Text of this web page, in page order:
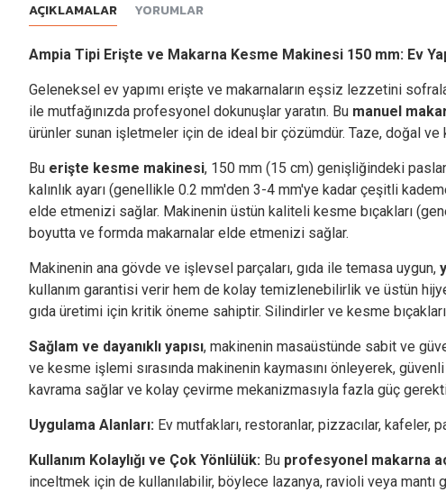
AÇIKLAMALAR YORUMLAR
Ampia Tipi Erişte ve Makarna Kesme Makinesi 150 mm: Ev
Geleneksel ev yapımı erişte ve makarnaların eşsiz lezzetini
ile mutfağınızda profesyonel dokunuşlar yaratın. Bu manuel
ürünler sunan işletmeler için de ideal bir çözümdür. Taze, doğal
Bu erişte kesme makinesi, 150 mm (15 cm) genişliğindeki
kalınlık ayarı (genellikle 0.2 mm'den 3-4 mm'ye kadar çeşitli
elde etmenizi sağlar. Makinenin üstün kaliteli kesme bıçakları
boyutta ve formda makarnalar elde etmenizi sağlar.
Makinenin ana gövde ve işlevsel parçaları, gıda ile temasa uygun,
kullanım garantisi verir hem de kolay temizlenebilirlik ve üstün
gıda üretimi için kritik öneme sahiptir. Silindirler ve kesme
Sağlam ve dayanıklı yapısı, makinenin masaüstünde sabit ve
ve kesme işlemi sırasında makinenin kaymasını önleyerek,
kavrama sağlar ve kolay çevirme mekanizmasıyla fazla güç
Uygulama Alanları: Ev mutfakları, restoranlar, pizzacılar, kafeler,
Kullanım Kolaylığı ve Çok Yönlülük: Bu profesyonel makarna
inceltmek için de kullanılabilir, böylece lazanya, ravioli veya